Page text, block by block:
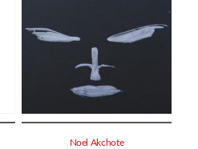
Noel Akchote